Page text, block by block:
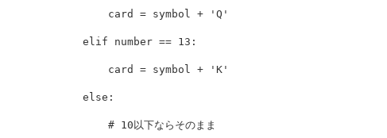
                card = symbol + 'Q'
            elif number == 13:
                card = symbol + 'K'
            else:
                # 10以下ならそのまま